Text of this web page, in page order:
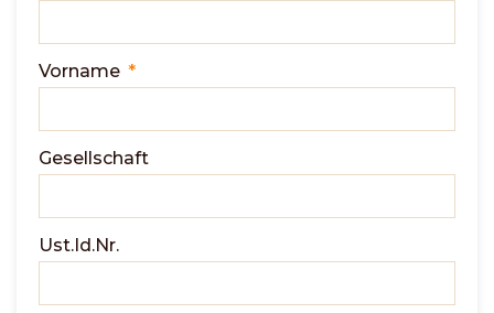
Vorname
Gesellschaft
Ust.Id.Nr.